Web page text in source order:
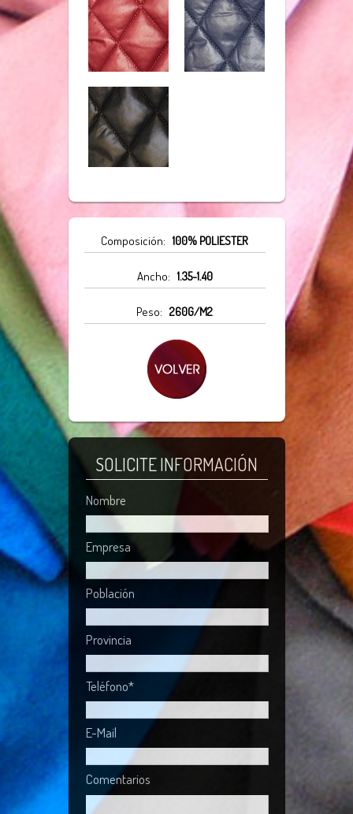
Composición:100% POLIESTER
Ancho:1.35-1.40
Peso: 260G/M2
SOLICITE INFORMACIÓN
Nombre
Empresa
Población
Provincia
Teléfono*
E-Mail
Comentarios